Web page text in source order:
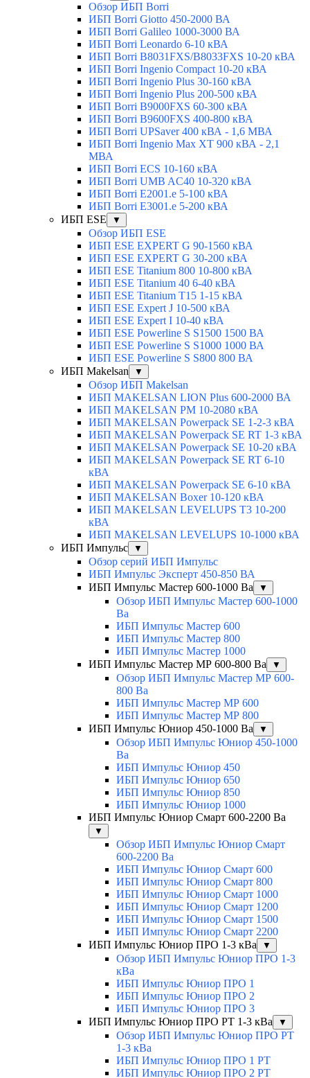
Обзор ИБП Borri
ИБП Borri Giotto 450-2000 ВА
ИБП Borri Galileo 1000-3000 ВА
ИБП Borri Leonardo 6-10 кВА
ИБП Borri B8031FXS/B8033FXS 10-20 кВА
ИБП Borri Ingenio Compact 10-20 кВА
ИБП Borri Ingenio Plus 30-160 кВА
ИБП Borri Ingenio Plus 200-500 кВА
ИБП Borri B9000FXS 60-300 кВА
ИБП Borri B9600FXS 400-800 кВА
ИБП Borri UPSaver 400 кВА - 1,6 МВА
ИБП Borri Ingenio Max XT 900 кВА - 2,1
МВА
ИБП Borri ECS 10-160 кВА
ИБП Borri UMB AC40 10-320 кВА
ИБП Borri E2001.e 5-100 кВА
ИБП Borri E3001.e 5-200 кВА
ИБП ESE
▼
Обзор ИБП ESE
ИБП ESE EXPERT G 90-1560 кВА
ИБП ESE EXPERT G 30-200 кВА
ИБП ESE Titanium 800 10-800 кВА
ИБП ESE Titanium 40 6-40 кВА
ИБП ESE Titanium T15 1-15 кВА
ИБП ESE Expert J 10-500 кВА
ИБП ESE Expert I 10-40 кВА
ИБП ESE Powerline S S1500 1500 ВА
ИБП ESE Powerline S S1000 1000 ВА
ИБП ESE Powerline S S800 800 ВА
ИБП Makelsan
▼
Обзор ИБП Makelsan
ИБП MAKELSAN LION Plus 600-2000 ВА
ИБП MAKELSAN PM 10-2080 кВА
ИБП MAKELSAN Powerpack SE 1-2-3 кВА
ИБП MAKELSAN Powerpack SE RT 1-3 кВА
ИБП MAKELSAN Powerpack SE 10-20 кВА
ИБП MAKELSAN Powerpack SE RT 6-10
кВА
ИБП MAKELSAN Powerpack SE 6-10 кВА
ИБП MAKELSAN Boxer 10-120 кВА
ИБП MAKELSAN LEVELUPS T3 10-200
кВА
ИБП MAKELSAN LEVELUPS 10-1000 кВА
ИБП Импульс
▼
Обзор серий ИБП Импульс
ИБП Импульс Эксперт 450-850 ВА
ИБП Импульс Мастер 600-1000 Ва
▼
Обзор ИБП Импульс Мастер 600-1000
Ва
ИБП Импульс Мастер 600
ИБП Импульс Мастер 800
ИБП Импульс Мастер 1000
ИБП Импульс Мастер МР 600-800 Ва
▼
Обзор ИБП Импульс Мастер МР 600-
800 Ва
ИБП Импульс Мастер МР 600
ИБП Импульс Мастер МР 800
ИБП Импульс Юниор 450-1000 Ва
▼
Обзор ИБП Импульс Юниор 450-1000
Ва
ИБП Импульс Юниор 450
ИБП Импульс Юниор 650
ИБП Импульс Юниор 850
ИБП Импульс Юниор 1000
ИБП Импульс Юниор Смарт 600-2200 Ва
▼
Обзор ИБП Импульс Юниор Смарт
600-2200 Ва
ИБП Импульс Юниор Смарт 600
ИБП Импульс Юниор Смарт 800
ИБП Импульс Юниор Смарт 1000
ИБП Импульс Юниор Смарт 1200
ИБП Импульс Юниор Смарт 1500
ИБП Импульс Юниор Смарт 2200
ИБП Импульс Юниор ПРО 1-3 кВа
▼
Обзор ИБП Импульс Юниор ПРО 1-3
кВа
ИБП Импульс Юниор ПРО 1
ИБП Импульс Юниор ПРО 2
ИБП Импульс Юниор ПРО 3
ИБП Импульс Юниор ПРО РТ 1-3 кВа
▼
Обзор ИБП Импульс Юниор ПРО РТ
1-3 кВа
ИБП Импульс Юниор ПРО 1 РТ
ИБП Импульс Юниор ПРО 2 РТ